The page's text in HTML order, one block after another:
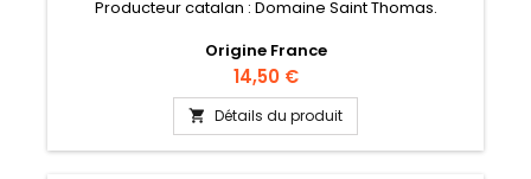
Producteur catalan : Domaine Saint Thomas.
Origine France
Prix
14,50 €
 Détails du produit